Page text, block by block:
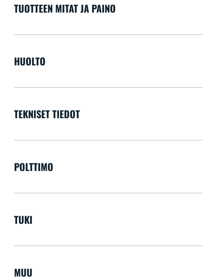
TUOTTEEN MITAT JA PAINO
HUOLTO
TEKNISET TIEDOT
POLTTIMO
TUKI
MUU